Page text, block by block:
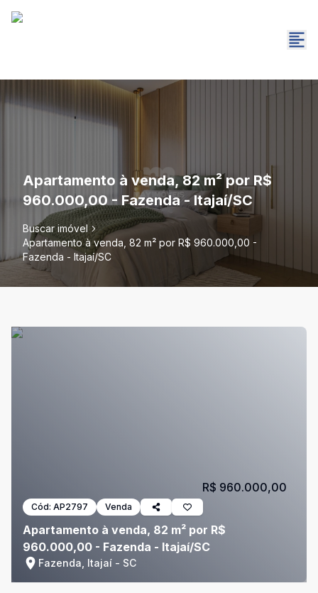
Apartamento à venda, 82 m² por R$
960.000,00 - Fazenda - Itajaí/SC
Buscar imóvel
Apartamento à venda, 82 m² por R$ 960.000,00 -
Fazenda - Itajaí/SC
Cód: AP2797 Venda
Apartamento à venda, 82 m² por R$
960.000,00 - Fazenda - Itajaí/SC
Fazenda, Itajaí - SC
R$ 960.000,00